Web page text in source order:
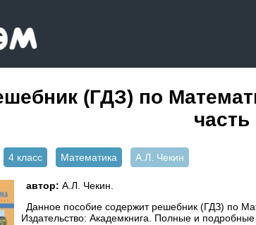
(ГДЗ) по
часть
4 класс Математика А.Л. Чекин
автор: А.Л. Чекин.
Данное пособие содержит решебник (ГДЗ) по
Издательство: Академкнига. Полные и